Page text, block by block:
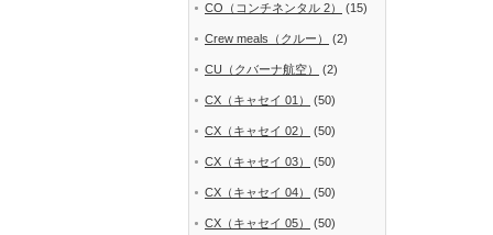
CO（コンチネンタル 2） (15)
Crew meals（クルー） (2)
CU（クバーナ航空） (2)
CX（キャセイ 01） (50)
CX（キャセイ 02） (50)
CX（キャセイ 03） (50)
CX（キャセイ 04） (50)
CX（キャセイ 05） (50)